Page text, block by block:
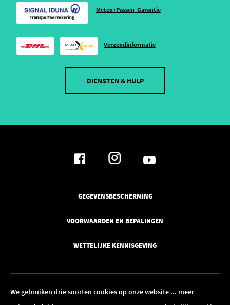
We gebruiken drie soorten cookies op onze website ... meer
Meten+Passen-Garantie
Verzendinformatie
DIENSTEN & HULP
GEGEVENSBESCHERMING
VOORWAARDEN EN BEPALINGEN
WETTELIJKE KENNISGEVING